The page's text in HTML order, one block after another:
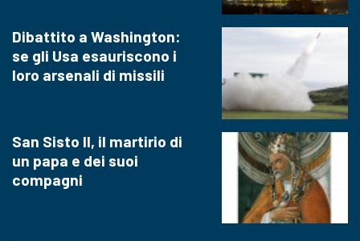
Dibattito a Washington:
se gli Usa esauriscono i
loro arsenali di missili
San Sisto II, il martirio di
un papa e dei suoi
compagni